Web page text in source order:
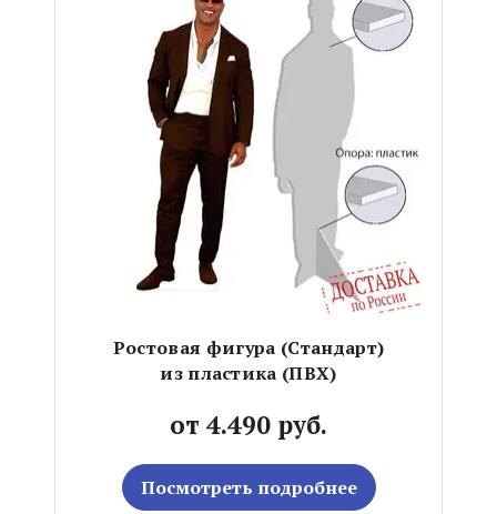
Ростовая фигура (Стандарт)
из пластика (ПВХ)
от 4.490 руб.
Посмотреть подробнее